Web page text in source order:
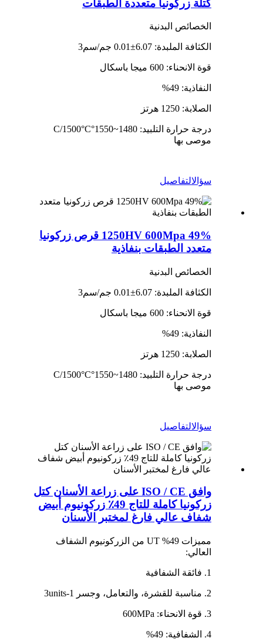
كتلة زركونيا متعددة الطبقات
الخصائص البدنية
الكثافة الملبدة: 6.07±0.01 جم/سم3
قوة الانحناء: 600 ميجا باسكال
النفاذية: 49%
الصلابة: 1250 هرتز
درجة حرارة التلبيد: 1480~1550°C/1500°C
موصى بها
سؤالالتفاصيل
1250HV 600Mpa 49% قرص زركونيا
متعدد الطبقات بنفاذية
الخصائص البدنية
الكثافة الملبدة: 6.07±0.01 جم/سم3
قوة الانحناء: 600 ميجا باسكال
النفاذية: 49%
الصلابة: 1250 هرتز
درجة حرارة التلبيد: 1480~1550°C/1500°C
موصى بها
سؤالالتفاصيل
وافق ISO / CE على زراعة الأسنان كتل
زركونيا كاملة للتاج 49٪ زركونيوم أبيض
شفاف عالي فارغ لمختبر الأسنان
مميزات 49% UT من الزركونيوم الشفاف
العالي:
1. فائقة الشفافية
2. مناسبة للقشرة، والتعامل، وجسر 1-3units
3. قوة الانحناء: 600MPa
4. الشفافية: 49%